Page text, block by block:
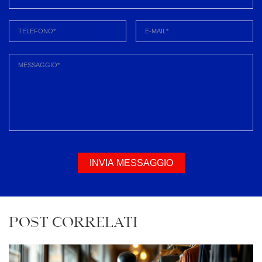
INVIA MESSAGGIO
POST CORRELATI